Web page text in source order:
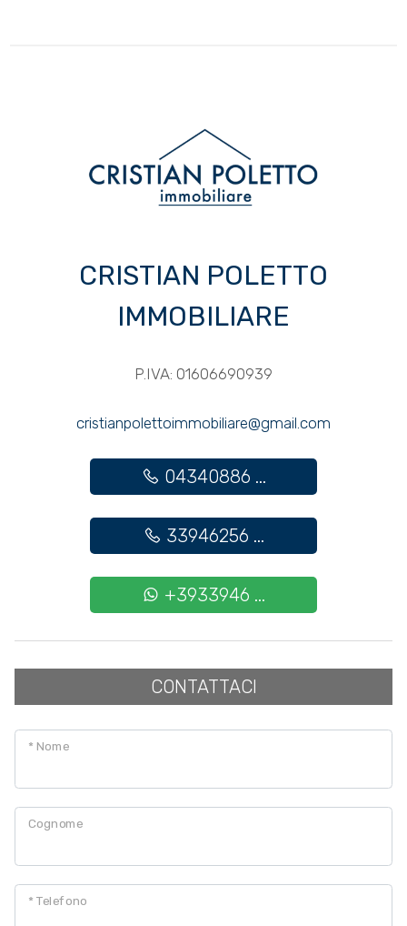
CRISTIAN POLETTO
IMMOBILIARE
P.IVA: 01606690939
cristianpolettoimmobiliare@gmail.com
04340886 ...
33946256 ...
+3933946 ...
CONTATTACI
* Nome
Cognome
* Telefono